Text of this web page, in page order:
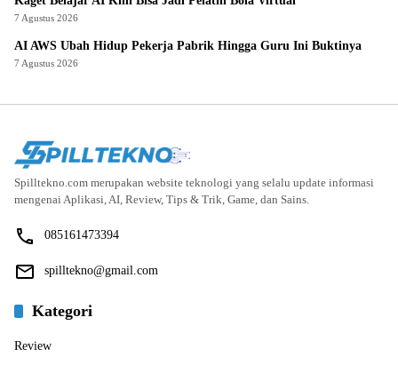
7 Agustus 2026
AI AWS Ubah Hidup Pekerja Pabrik Hingga Guru Ini Buktinya
7 Agustus 2026
Spilltekno.com merupakan website teknologi yang selalu update informasi
mengenai Aplikasi, AI, Review, Tips & Trik, Game, dan Sains.
085161473394
spilltekno@gmail.com
Kategori
Review